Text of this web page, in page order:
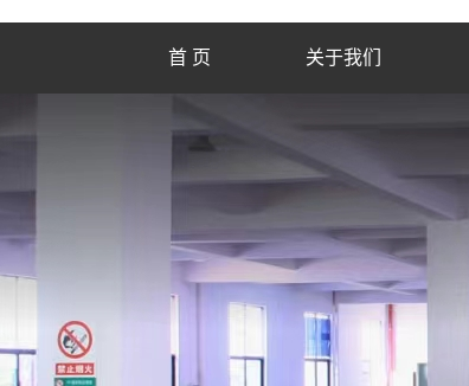
首 页 关于我们